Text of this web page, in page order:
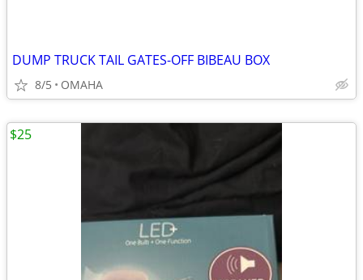
DUMP TRUCK TAIL GATES-OFF BIBEAU BOX
8/5 OMAHA
$25